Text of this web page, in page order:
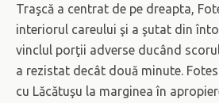
Traşcă a centrat de pe dreapta,
interiorul careului şi a şutat din
vinclul porţii adverse ducând
a rezistat decât două minute.
cu Lăcătuşu la marginea în